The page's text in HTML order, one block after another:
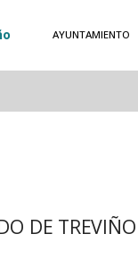
AYUNTAMIENTO
DE TREVIÑO